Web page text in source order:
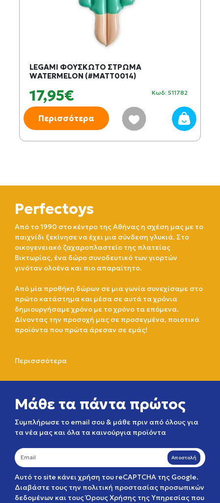
LEGAMI ΦΟΥΣΚΩΤΟ ΣΤΡΩΜΑ
WATERMELON (#MATT0014)
17,95€ Κωδ: 511782
Περισσότερα
Perfectoys
Από το 1990 στο κέντρο της Αθήνας η σχέση μας με το
παιχνίδι ξεκίνησε να έχει μια σύνδεση γλυκιά. Στο
οικογενειακό ζαχαροπλαστείο της πλατείας
Βικτωρίας, ένα δώρο συνοδευτικό των γιορτών
γινόταν ολοένα και πιο απαραίτητο.
Από μία προθήκη δώρων σε μια γωνία συνεχίσαμε στο
πρώτο κατάστημα και μέσα σε αυτά τα χρόνια
δημιουργήσαμε χρόνο με το χρόνο τα επόμενα.
Δίνοντας την προσοχή μας σε προσεγμένα, ποιοτικά
προϊόντα που πρώτα άρεσαν σε εμάς!
Περισσσότερα
Μάθε τα πάντα πρώτος
Συμπλήρωσε το email σου & μάθε πριν από όλους για
τα νέα μας και όλα τα καινούργια προϊόντα
Αποστολή
Αυτό το site κάνει χρήση του reCAPTCHA της Google.
Διαβάστε τους την πολιτική προστασίας προσωπικών
δεδομένων και τουςΌρους Χρήσης της Υπηρεσίας που